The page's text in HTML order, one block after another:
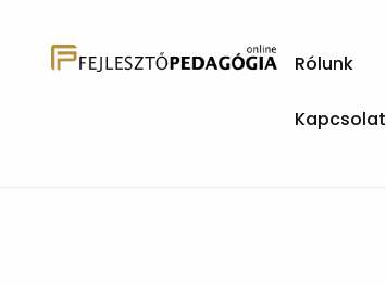
Rólunk
Kapcsolat